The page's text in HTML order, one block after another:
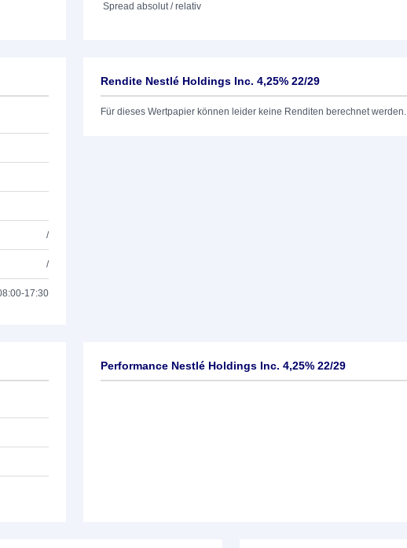
Spread absolut / relativ
/
/
17:30
Rendite Nestlé Holdings Inc. 4,25% 22/29
Für dieses Wertpapier können leider keine Renditen berechnet werden.
Performance Nestlé Holdings Inc. 4,25% 22/29